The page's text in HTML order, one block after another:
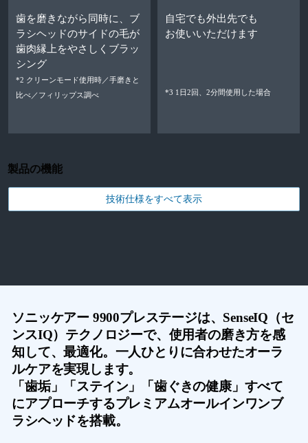
歯を磨きながら同時に、ブ
ラシヘッドのサイドの毛が
歯肉縁上をやさしくブラッ
シング
*2 クリーンモード使用時／手磨きと
比べ／フィリップス調べ
自宅でも外出先でも
お使いいただけます
*3 1日2回、2分間使用した場合
製品の機能
技術仕様をすべて表示
ソニッケアー 9900プレステージは、SenseIQ（セ
ンスIQ）テクノロジーで、使用者の磨き方を感
知して、最適化。一人ひとりに合わせたオーラ
ルケアを実現します。
「歯垢」「ステイン」「歯ぐきの健康」すべて
にアプローチするプレミアムオールインワンブ
ラシヘッドを搭載。